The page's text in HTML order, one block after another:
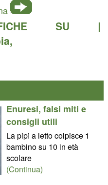
SU |
,
Enuresi, falsi miti e
consigli utili
La pipì a letto colpisce 1
bambino su 10 in età
scolare
(Continua)